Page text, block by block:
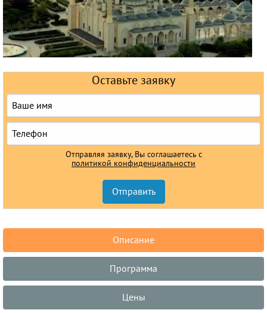
Оставьте заявку
Отправляя заявку, Вы соглашаетесь с
политикой конфиденциальности
Описание
Программа
Цены